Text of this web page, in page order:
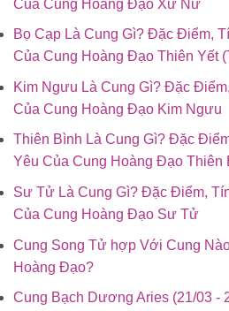
Của Cung Hoàng Đạo Xử Nữ
Bọ Cạp Là Cung Gì? Đặc Điểm,
Của Cung Hoàng Đạo Thiên Yết
Kim Ngưu Là Cung Gì? Đặc
Của Cung Hoàng Đạo Kim Ngưu
Thiên Bình Là Cung Gì? Đặc
Yêu Của Cung Hoàng Đạo Thiên
Sư Tử Là Cung Gì? Đặc Điểm,
Của Cung Hoàng Đạo Sư Tử
Cung Song Tử hợp Với Cung
Hoàng Đạo?
Cung Bạch Dương Aries (21/03 -